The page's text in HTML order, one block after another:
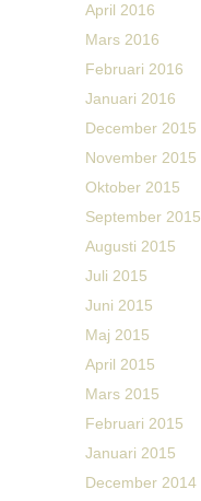
April 2016
Mars 2016
Februari 2016
Januari 2016
December 2015
November 2015
Oktober 2015
September 2015
Augusti 2015
Juli 2015
Juni 2015
Maj 2015
April 2015
Mars 2015
Februari 2015
Januari 2015
December 2014